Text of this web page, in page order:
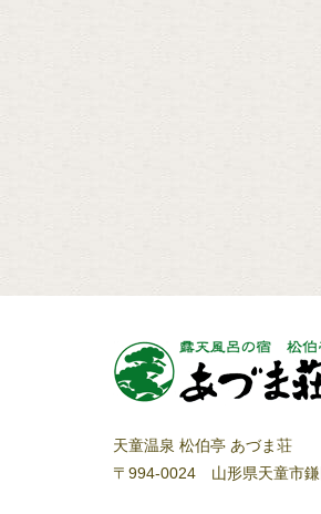
天童温泉 松伯亭 あづま荘
〒994-0024 山形県天童市